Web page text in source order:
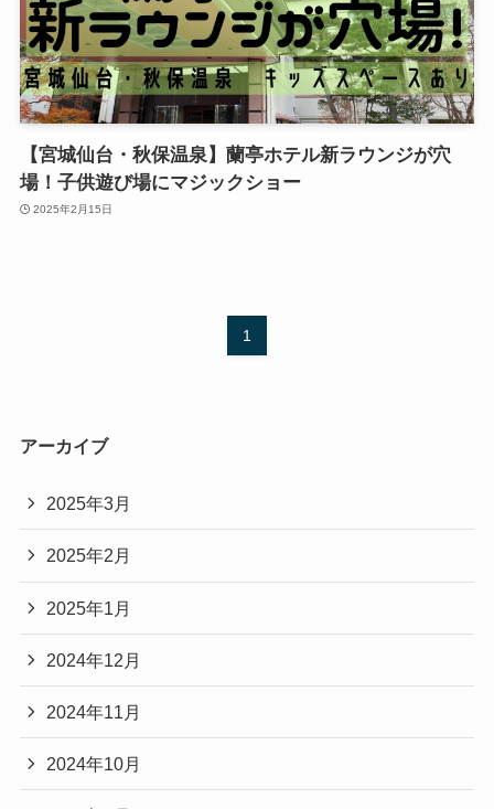
【宮城仙台・秋保温泉】蘭亭ホテル新ラウンジが穴
場！子供遊び場にマジックショー
2025年2月15日
1
アーカイブ
2025年3月
2025年2月
2025年1月
2024年12月
2024年11月
2024年10月